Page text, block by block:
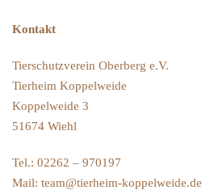
Kontakt
Tierschutzverein Oberberg e.V.
Tierheim Koppelweide
Koppelweide 3
51674 Wiehl
Tel.: 02262 – 970197
Mail: team@tierheim-koppelweide.de